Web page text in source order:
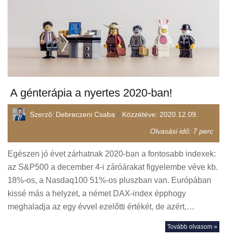
A génterápia a nyertes 2020-ban!
Szerző: Debreczeni Csaba Közzétéve: 2020.12.09.
Olvasási idő: 7 perc
Egészen jó évet zárhatnak 2020-ban a fontosabb indexek:
az S&P500 a december 4-i záróárakat figyelembe véve kb.
18%-os, a Nasdaq100 51%-os pluszban van. Európában
kissé más a helyzet, a német DAX-index épphogy
meghaladja az egy évvel ezelőtti értékét, de azért,…
Tovább olvasom »